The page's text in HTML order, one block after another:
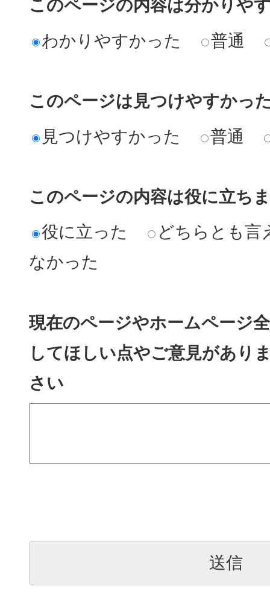
このページの内容は分かりや
わかりやすかった
普通
このページは見つけやすかっ
見つけやすかった
普通
このページの内容は役に立ち
役に立った
どちらとも言
なかった
現在のページやホームページ
してほしい点やご意見があり
さい